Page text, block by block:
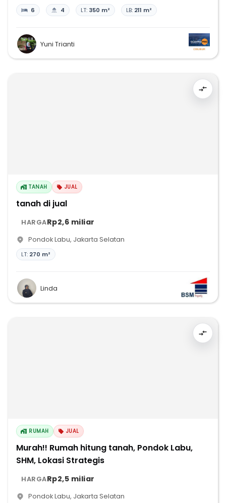
6 4 LT: 350 m² LB: 211 m²
Yuni Trianti
TANAH JUAL
tanah di jual
HARGARp2,6 miliar
Pondok Labu, Jakarta Selatan
LT: 270 m²
Linda
RUMAH JUAL
Murah!! Rumah hitung tanah, Pondok Labu,
SHM, Lokasi Strategis
HARGARp2,5 miliar
Pondok Labu, Jakarta Selatan